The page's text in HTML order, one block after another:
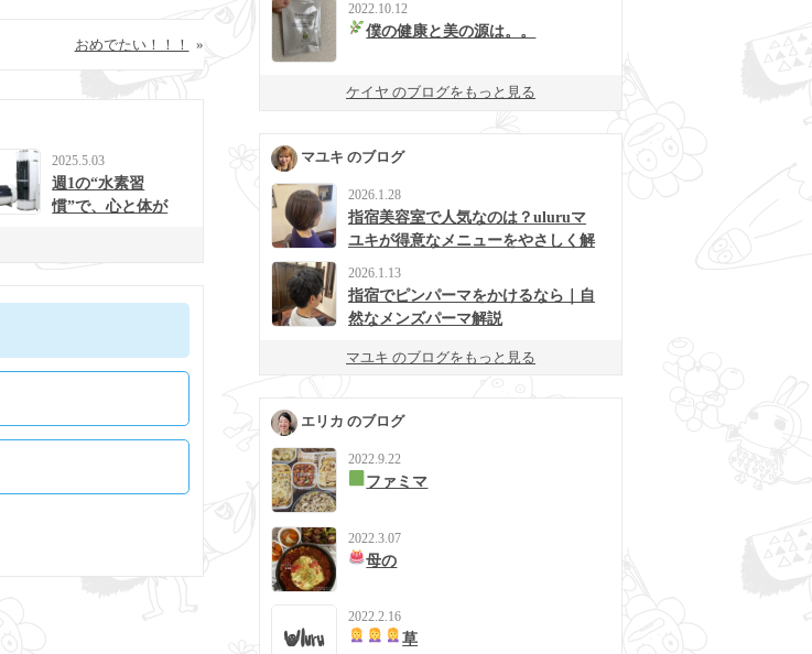
»
おめでたい！！！
2025.5.03
週1の“水素習
慣”で、心と体が
2022.10.12
僕の健康と美の源は。。
ケイヤ のブログをもっと見る
マユキ のブログ
2026.1.28
指宿美容室で人気なのは？uluruマ
ユキが得意なメニューをやさしく解
2026.1.13
指宿でピンパーマをかけるなら｜自
然なメンズパーマ解説
マユキ のブログをもっと見る
エリカ のブログ
2022.9.22
ファミマ
2022.3.07
母の
2022.2.16
草